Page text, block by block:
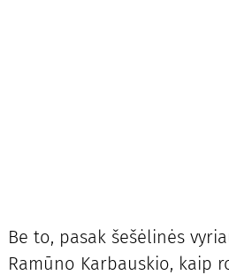
Be to, pasak šešėlinės
Ramūno Karbauskio, kaip